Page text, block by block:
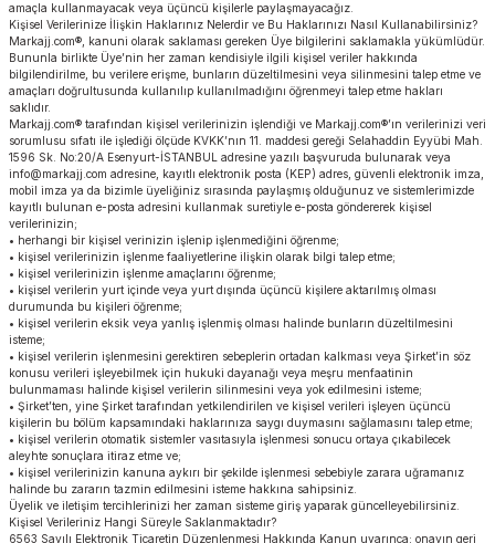
amaçla kullanmayacak veya üçüncü kişilerle paylaşmayacağız.
Kişisel Verilerinize İlişkin Haklarınız Nelerdir ve Bu Haklarınızı Nasıl Kullanabilirsiniz?
Markajj.com®, kanuni olarak saklaması gereken Üye bilgilerini saklamakla yükümlüdür.
Bununla birlikte Üye’nin her zaman kendisiyle ilgili kişisel veriler hakkında
bilgilendirilme, bu verilere erişme, bunların düzeltilmesini veya silinmesini talep etme ve
amaçları doğrultusunda kullanılıp kullanılmadığını öğrenmeyi talep etme hakları
saklıdır.
Markajj.com® tarafından kişisel verilerinizin işlendiği ve Markajj.com®’ın verilerinizi veri
sorumlusu sıfatı ile işlediği ölçüde KVKK’nın 11. maddesi gereği Selahaddin Eyyübi Mah.
1596 Sk. No:20/A Esenyurt-İSTANBUL adresine yazılı başvuruda bulunarak veya
info@markajj.com adresine, kayıtlı elektronik posta (KEP) adres, güvenli elektronik imza,
mobil imza ya da bizimle üyeliğiniz sırasında paylaşmış olduğunuz ve sistemlerimizde
kayıtlı bulunan e-posta adresini kullanmak suretiyle e-posta göndererek kişisel
verilerinizin;
• herhangi bir kişisel verinizin işlenip işlenmediğini öğrenme;
• kişisel verilerinizin işlenme faaliyetlerine ilişkin olarak bilgi talep etme;
• kişisel verilerinizin işlenme amaçlarını öğrenme;
• kişisel verilerin yurt içinde veya yurt dışında üçüncü kişilere aktarılmış olması
durumunda bu kişileri öğrenme;
• kişisel verilerin eksik veya yanlış işlenmiş olması halinde bunların düzeltilmesini
isteme;
• kişisel verilerin işlenmesini gerektiren sebeplerin ortadan kalkması veya Şirket’in söz
konusu verileri işleyebilmek için hukuki dayanağı veya meşru menfaatinin
bulunmaması halinde kişisel verilerin silinmesini veya yok edilmesini isteme;
• Şirket’ten, yine Şirket tarafından yetkilendirilen ve kişisel verileri işleyen üçüncü
kişilerin bu bölüm kapsamındaki haklarınıza saygı duymasını sağlamasını talep etme;
• kişisel verilerin otomatik sistemler vasıtasıyla işlenmesi sonucu ortaya çıkabilecek
aleyhte sonuçlara itiraz etme ve;
• kişisel verilerinizin kanuna aykırı bir şekilde işlenmesi sebebiyle zarara uğramanız
halinde bu zararın tazmin edilmesini isteme hakkına sahipsiniz.
Üyelik ve iletişim tercihlerinizi her zaman sisteme giriş yaparak güncelleyebilirsiniz.
Kişisel Verileriniz Hangi Süreyle Saklanmaktadır?
6563 Sayılı Elektronik Ticaretin Düzenlenmesi Hakkında Kanun uyarınca; onayın geri